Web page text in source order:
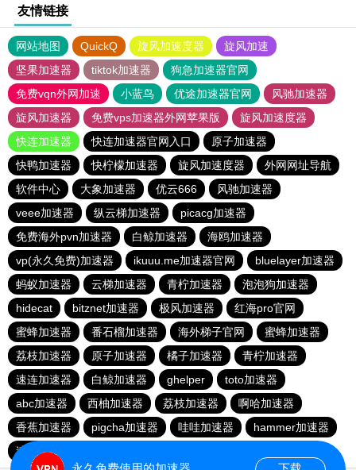
友情链接
网站地图 QuickQ 旋风加速度器
旋风加速
坚果加速器
tiktok加速器
狗急加速器官网
免费vqn外网加速
小蓝鸟 优途加速器官网
风驰加速器
旋风加速器
免费vps加速器外网苹果版
旋风加速度器
快连加速器
快连加速器官网入口
原子加速器
快鸭加速器
快柠檬加速器 旋风加速度器
外网网址导航
软件中心
大象加速器 优云666
风驰加速器
veee加速器
纵云梯加速器
picacg加速器
免费海外pvn加速器
白鲸加速器
海鸥加速器
vp(永久免费)加速器
ikuuu.me加速器官网
bluelayer加速器
蚂蚁加速器
云梯加速器 青柠加速器
泡泡狗加速器
hidecat
bitznet加速器 极风加速器
红海pro官网
蜜蜂加速器
番石榴加速器 海外梯子官网
蜜蜂加速器
荔枝加速器
原子加速器 橘子加速器
青柠加速器
速连加速器
白鲸加速器 ghelper
toto加速器
abc加速器
西柚加速器 荔枝加速器
啊哈加速器
香蕉加速器
pigcha加速器 哇哇加速器
hammer加速器
速连加速器